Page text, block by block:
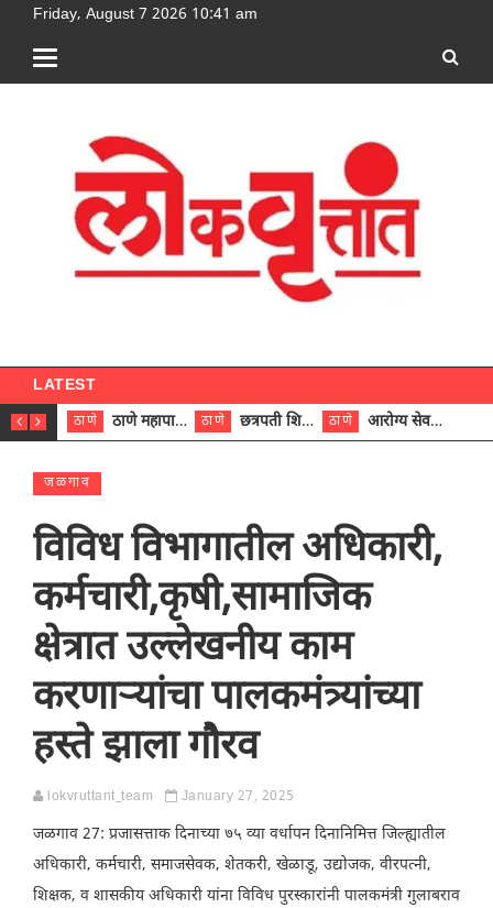
Friday, August 7 2026 10:41 am
LATEST
ठाणे ठाणे महापालिकेच्या नऊ प्रभाग समित्यांवर अध्यक्ष विराजमान ठाणे छत्रपती शिवाजी महाराज रुग्णालयात दुर्मिळ ट्युमरची यशस्वी शस्त्रक्रिया ठाणे आरोग्य सेवक (पुरुष) पदावरून ११ कर्मचाऱ्यांना आरोग्य सहाय्यक (पुरुष) पदावर पदोन्नती; मुख्य कार्यकारी अधिकारी रणजित यादव यांच्या हस्ते आदेश वितरण
जळगाव
विविध विभागातील अधिकारी,
कर्मचारी,कृषी,सामाजिक
क्षेत्रात उल्लेखनीय काम
करणाऱ्यांचा पालकमंत्र्यांच्या
हस्ते झाला गौरव
lokvruttant_team January 27, 2025
जळगाव 27: प्रजासत्ताक दिनाच्या ७५ व्या वर्धापन दिनानिमित्त जिल्ह्यातील
अधिकारी, कर्मचारी, समाजसेवक, शेतकरी, खेळाडू, उद्योजक, वीरपत्नी,
शिक्षक, व शासकीय अधिकारी यांना विविध पुरस्कारांनी पालकमंत्री गुलाबराव